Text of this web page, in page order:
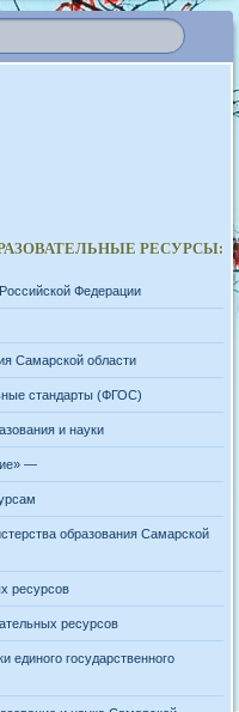
РЕСУРСЫ:
Федерации
Самарской области
стандарты (ФГОС)
и науки
—
образования Самарской
ресурсов
ресурсов
государственного